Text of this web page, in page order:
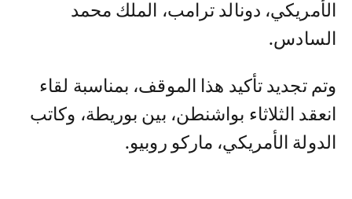
الأمريكي، دونالد ترامب، الملك محمد
السادس.
وتم تجديد تأكيد هذا الموقف، بمناسبة لقاء
انعقد الثلاثاء بواشنطن، بين بوريطة، وكاتب
الدولة الأمريكي، ماركو روبيو.